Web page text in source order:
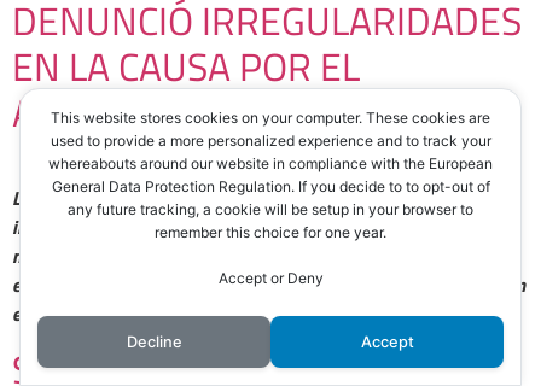
DENUNCIÓ IRREGULARIDADES
EN LA CAUSA POR EL
ATENTADO EN SU CONTRA
La expresidenta republicó un tuit detallando los fallos en la
investigación y calificando el atentado como uno de los hechos
más graves desde la recuperación democrática. Dirigentes del
espacio político de CFK también expresaron su apoyo y señalaron
el encubrimiento y las conexiones políticas detrás del ataque.
SABAG MONTIEL CONFESÓ:
This website stores cookies on your computer. These cookies are
used to provide a more personalized experience and to track your
whereabouts around our website in compliance with the European
General Data Protection Regulation. If you decide to to opt-out of
any future tracking, a cookie will be setup in your browser to
remember this choice for one year.
Accept or Deny
Decline Accept